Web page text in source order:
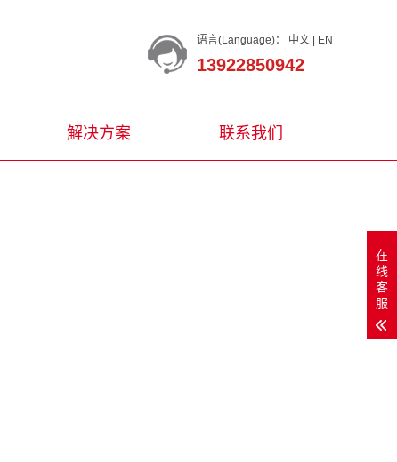
语言(Language)： 中文 EN
13922850942
解决方案 联系我们
在
线
客
服